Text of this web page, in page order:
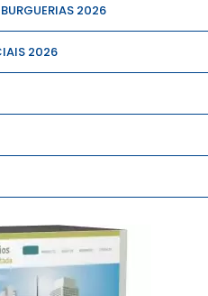
2026
2026